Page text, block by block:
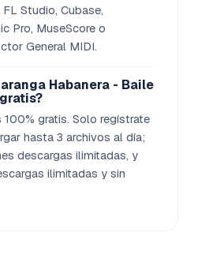
Studio, Cubase,
Pro, MuseScore o
General MIDI.
Habanera - Baile
100% gratis. Solo regístrate
hasta 3 archivos al día;
descargas ilimitadas, y
ilimitadas y sin